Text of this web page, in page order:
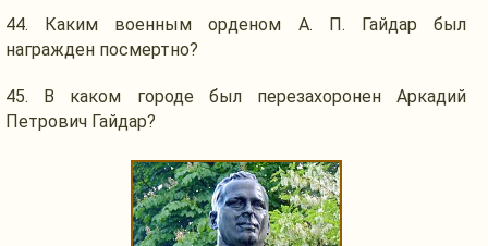
44. Каким военным орденом А. П. Гайдар был
награжден посмертно?
45. В каком городе был перезахоронен Аркадий
Петрович Гайдар?